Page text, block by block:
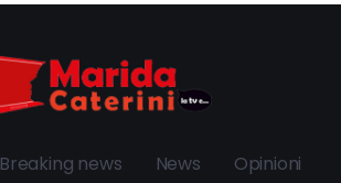
Breaking news News Opinioni